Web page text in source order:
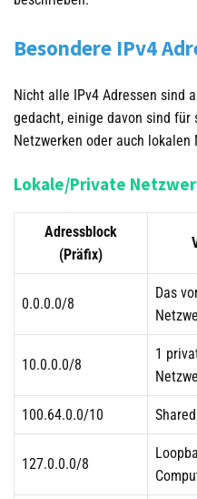
Besondere IPv4
Nicht alle IPv4 Adressen sind
gedacht, einige davon sind für
Netzwerken oder auch lokalen
Lokale/Private
Adressblock
(Präfix)
0.0.0.0/8
Das
10.0.0.0/8
1
100.64.0.0/10
127.0.0.0/8